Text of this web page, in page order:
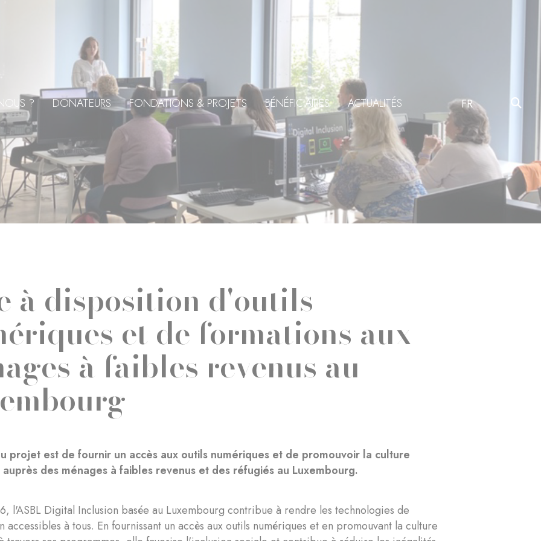
? DONATEURS FONDATIONS & PROJETS BÉNÉFICIAIRES ACTUALITÉS FR
à disposition d'outils
et de formations aux
à faibles revenus au
projet est de fournir un accès aux outils numériques et de promouvoir la culture
des ménages à faibles revenus et des réfugiés au Luxembourg.
l'ASBL Digital Inclusion basée au Luxembourg contribue à rendre les technologies de
accessibles à tous. En fournissant un accès aux outils numériques et en promouvant la culture